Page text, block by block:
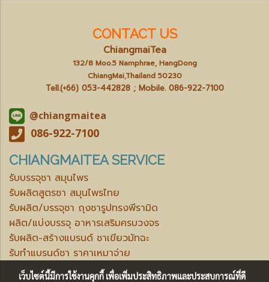
CONTACT US
ChiangmaiTea
132/8 Moo.5 Namphrae, HangDong
ChiangMai,Thailand 50230
Tell.(+66) 053-442828 ; Mobile. 086-922-7100
@chiangmaitea
086-922-7100
CHIANGMAITEA SERVICE
รับบรรจุชา สมุนไพร
รับผลิตสูตรชา สมุนไพรไทย
รับผลิต/บรรจุชา ถุงชารูปทรงพีรามิด
ผลิต/แบ่งบรรจุ อาหารเสริมครบวงจร
รับผลิต-สร้างแบรนด์ ชาเขียวมัทฉะ
รับทำแบรนด์ชา ราคาเหมาจ่าย
เว็บไซต์นี้มีการใช้งานคุกกี้ เพื่อเพิ่มประสิทธิภาพและประสบการณ์ที่ดี